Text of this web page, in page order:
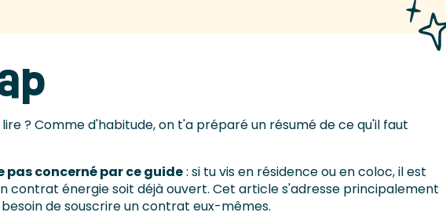
? Comme d'habitude, on t'a préparé un résumé de ce qu'il faut
pas concerné par ce guide: si tu vis en résidence ou en coloc, il est
contrat énergie soit déjà ouvert. Cet article s'adresse principalement
de souscrire un contrat eux-mêmes.